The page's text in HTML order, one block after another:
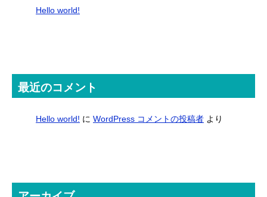
Hello world!
最近のコメント
Hello world! に WordPress コメントの投稿者 より